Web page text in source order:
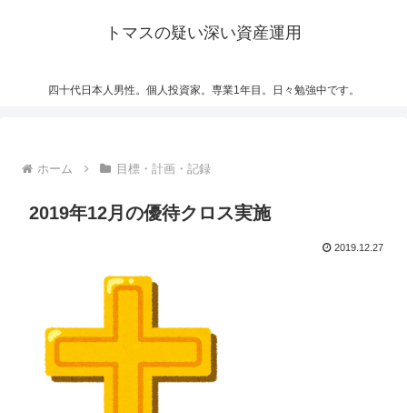
トマスの疑い深い資産運用
四十代日本人男性。個人投資家。専業1年目。日々勉強中です。
ホーム 目標・計画・記録
2019年12月の優待クロス実施
2019.12.27